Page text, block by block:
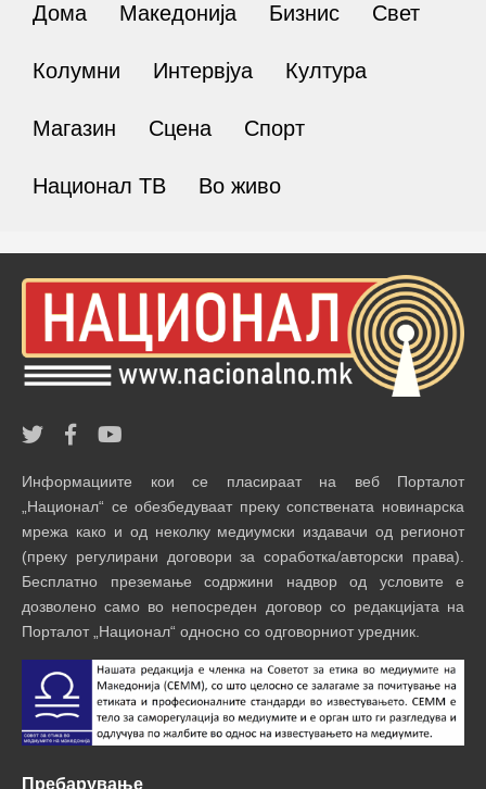
Дома Македонија Бизнис Свет
Колумни Интервјуа Култура
Магазин Сцена Спорт
Национал ТВ Во живо
Информациите кои се пласираат на веб Порталот
„Национал“ се обезбедуваат преку сопствената новинарска
мрежа како и од неколку медиумски издавачи од регионот
(преку регулирани договори за соработка/авторски права).
Бесплатно преземање содржини надвор од условите е
дозволено само во непосреден договор со редакцијата на
Порталот „Национал“ односно со одговорниот уредник.
Пребарување